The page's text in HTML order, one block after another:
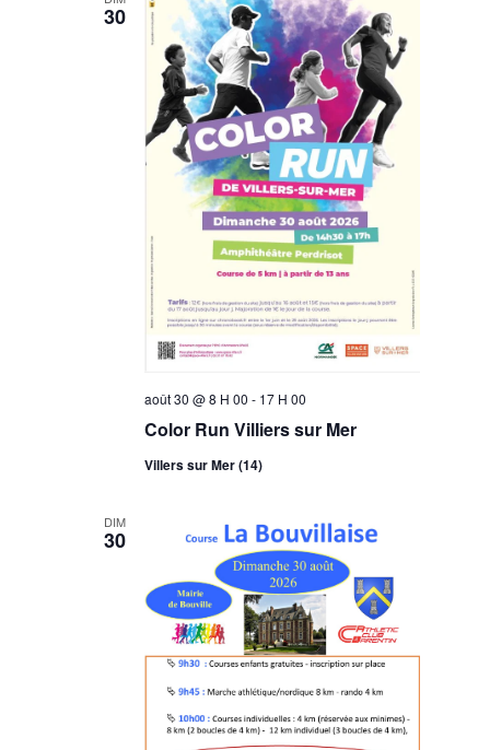
vues
30
Color Run Villiers sur Mer
août 30 @ 8 H 00 - 17 H 00
Villers sur Mer (14)
DIM
30